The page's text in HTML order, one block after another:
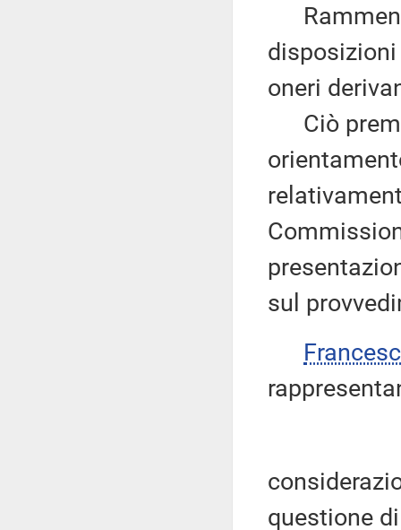
oneri
Ciò
sul
questione